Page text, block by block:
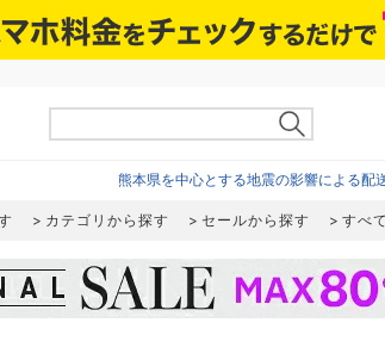
熊本県を中心とする地震の影響による配
カテゴリから探す セールから探す すべ